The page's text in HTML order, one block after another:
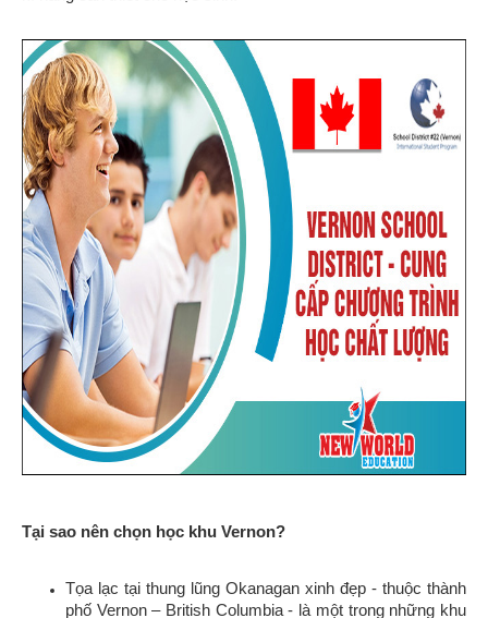
Tại sao nên chọn học khu Vernon?
Tọa lạc tại thung lũng Okanagan xinh đẹp - thuộc thành
phố Vernon – British Columbia - là một trong những khu